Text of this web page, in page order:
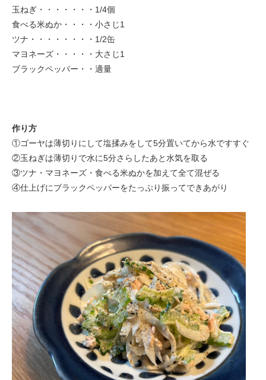
玉ねぎ・・・・・・・1/4個
食べる米ぬか・・・・小さじ1
ツナ・・・・・・・・1/2缶
マヨネーズ・・・・・大さじ1
ブラックペッパー・・適量
作り方
①ゴーヤは薄切りにして塩揉みをして5分置いてから水ですすぐ
②玉ねぎは薄切りで水に5分さらしたあと水気を取る
③ツナ・マヨネーズ・食べる米ぬかを加えて全て混ぜる
④仕上げにブラックペッパーをたっぷり振ってできあがり